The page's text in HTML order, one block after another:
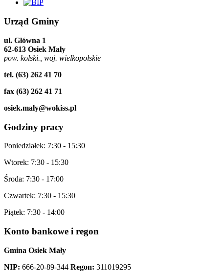
Urząd Gminy
ul. Główna 1
62-613 Osiek Mały
pow. kolski., woj. wielkopolskie
tel. (63) 262 41 70
fax (63) 262 41 71
osiek.maly@wokiss.pl
Godziny pracy
Poniedziałek: 7:30 - 15:30
Wtorek: 7:30 - 15:30
Środa: 7:30 - 17:00
Czwartek: 7:30 - 15:30
Piątek: 7:30 - 14:00
Konto bankowe i regon
Gmina Osiek Mały
NIP: 666-20-89-344 Regon: 311019295